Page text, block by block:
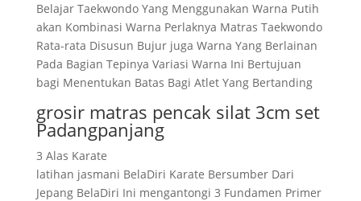
Belajar Taekwondo Yang Menggunakan Warna Putih
akan Kombinasi Warna Perlaknya Matras Taekwondo
Rata-rata Disusun Bujur juga Warna Yang Berlainan
Pada Bagian Tepinya Variasi Warna Ini Bertujuan
bagi Menentukan Batas Bagi Atlet Yang Bertanding
grosir matras pencak silat 3cm set
Padangpanjang
3 Alas Karate
latihan jasmani BelaDiri Karate Bersumber Dari
Jepang BelaDiri Ini mengantongi 3 Fundamen Primer